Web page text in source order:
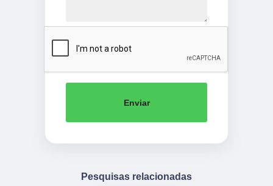
Enviar
Pesquisas relacionadas